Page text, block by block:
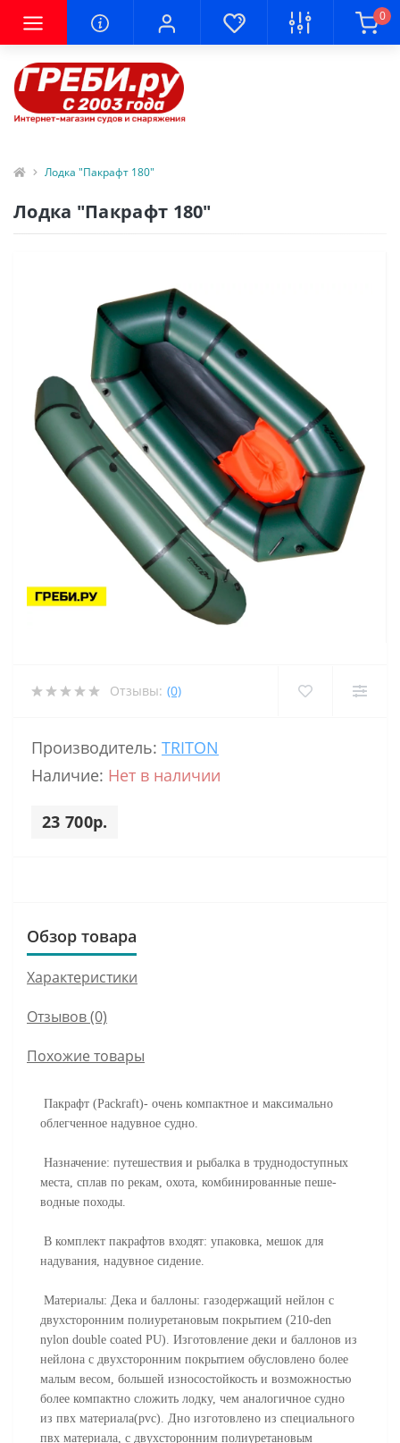
0
Лодка "Пакрафт 180"
Лодка "Пакрафт 180"
Отзывы: (0)
Производитель: TRITON
Наличие: Нет в наличии
23 700р.
Обзор товара
Характеристики
Отзывов (0)
Похожие товары
Пакрафт (Packraft)- очень компактное и максимально
облегченное надувное судно.
Назначение: путешествия и рыбалка в труднодоступных
места, сплав по рекам, охота, комбинированные пеше-
водные походы.
В комплект пакрафтов входят: упаковка, мешок для
надувания, надувное сидение.
Материалы: Дека и баллоны: газодержащий нейлон с
двухсторонним полиуретановым покрытием (210-den
nylon double coated PU). Изготовление деки и баллонов из
нейлона с двухсторонним покрытием обусловлено более
малым весом, большей износостойкость и возможностью
более компактно сложить лодку, чем аналогичное судно
из пвх материала(pvc). Дно изготовлено из специального
пвх материала, с двухсторонним полиуретановым